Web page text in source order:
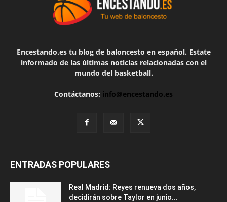
Encestando.es tu blog de baloncesto en español. Estate
informado de las últimas noticias relacionadas con el
mundo del basketball.
Contáctanos: info@encestando.es
ENTRADAS POPULARES
Real Madrid: Reyes renueva dos años,
decidirán sobre Taylor en junio...